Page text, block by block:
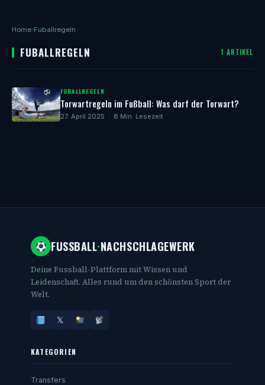
Home›Fuballregeln
FUBALLREGELN 1 ARTIKEL
FUBALLREGELN
Torwartregeln im Fußball: Was darf der Torwart?
27. April 2025 · 8 Min. Lesezeit
FUSSBALL·NACHSCHLAGEWERK
Deine Fussball-Plattform mit Wissen und
Leidenschaft. Alles rund um den schönsten Sport der
Welt.
𝕏
KATEGORIEN
Transfers